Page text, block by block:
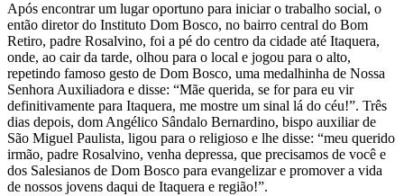
Após encontrar um lugar oportuno para iniciar o trabalho social, o
então diretor do Instituto Dom Bosco, no bairro central do Bom
Retiro, padre Rosalvino, foi a pé do centro da cidade até Itaquera,
onde, ao cair da tarde, olhou para o local e jogou para o alto,
repetindo famoso gesto de Dom Bosco, uma medalhinha de Nossa
Senhora Auxiliadora e disse: “Mãe querida, se for para eu vir
definitivamente para Itaquera, me mostre um sinal lá do céu!”. Três
dias depois, dom Angélico Sândalo Bernardino, bispo auxiliar de
São Miguel Paulista, ligou para o religioso e lhe disse: “meu querido
irmão, padre Rosalvino, venha depressa, que precisamos de você e
dos Salesianos de Dom Bosco para evangelizar e promover a vida
de nossos jovens daqui de Itaquera e região!”.